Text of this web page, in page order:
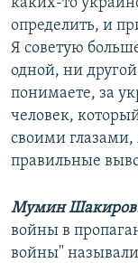
определить, и
Я советую
одной, ни
понимаете, за
человек,
своими глазами,
правильные
Мумин
войны в
войны"